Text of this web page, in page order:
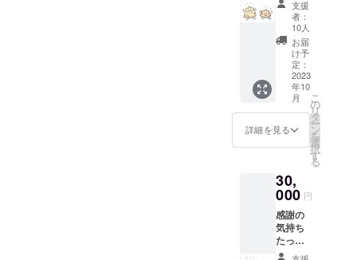
欄にご
連絡く
ださ
い。 *配
送を希
望され
ない方
はお祭
り当日
現地受
ます。
礼メー
ル 運
ちょこ
祭り特
製タオ
ル 支援
者の方
の張り
出し
（金
額・お
名前が
掲載し
ます。※
備考欄
に掲載
したい
お名前
を記入
支援
者：
10人
お届
け予
定：
2023
年10
月
詳細を見る
こ
の
リ
タ
ー
ン
を
選
択
す
る
30,
000 円
感謝の
気持ち
たっぷ
りのお